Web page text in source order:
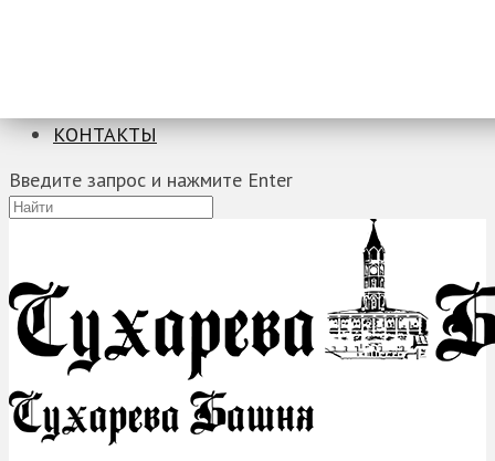
КОНТАКТЫ
Введите запрос и нажмите Enter